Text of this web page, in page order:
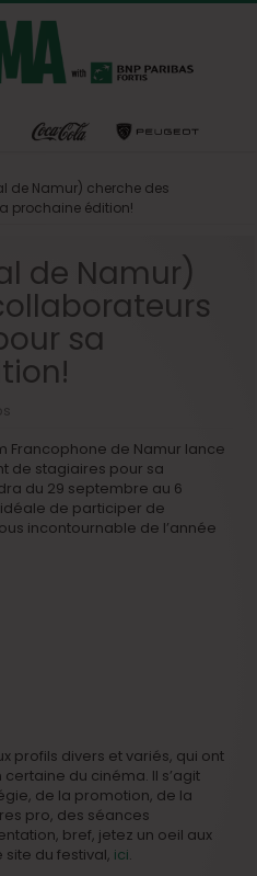
de Namur) cherche des
prochaine édition!
de Namur)
sa
Francophone de Namur lance
de stagiaires pour sa
du 29 septembre au 6
de participer de
incontournable de l’année
profils divers et variés, qui ont
du cinéma. Il s’agit
de la promotion, de la
pro, des séances
bref, jetez un oeil aux
du festival, ici.